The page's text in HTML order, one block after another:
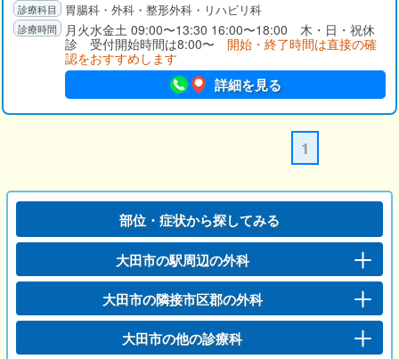
胃腸科・外科・整形外科・リハビリ科
月火水金土 09:00〜13:30 16:00〜18:00 木・日・祝休
診 受付開始時間は8:00〜 開始・終了時間は直接の確
認をおすすめします
詳細を見る
1
部位・症状から探してみる
大田市の駅周辺の外科
大田市の隣接市区郡の外科
大田市の他の診療科